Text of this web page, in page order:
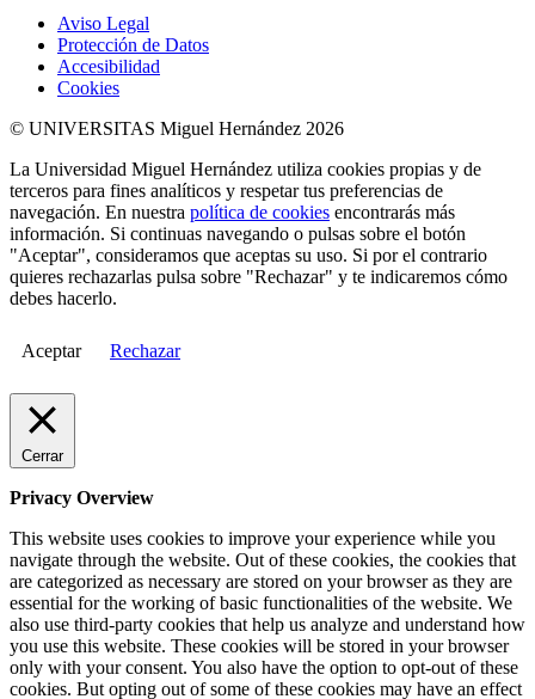
Aviso Legal
Protección de Datos
Accesibilidad
Cookies
© UNIVERSITAS Miguel Hernández 2026
La Universidad Miguel Hernández utiliza cookies propias y de
terceros para fines analíticos y respetar tus preferencias de
navegación. En nuestra política de cookies encontrarás más
información. Si continuas navegando o pulsas sobre el botón
"Aceptar", consideramos que aceptas su uso. Si por el contrario
quieres rechazarlas pulsa sobre "Rechazar" y te indicaremos cómo
debes hacerlo.
Aceptar Rechazar
Cerrar
Privacy Overview
This website uses cookies to improve your experience while you
navigate through the website. Out of these cookies, the cookies that
are categorized as necessary are stored on your browser as they are
essential for the working of basic functionalities of the website. We
also use third-party cookies that help us analyze and understand how
you use this website. These cookies will be stored in your browser
only with your consent. You also have the option to opt-out of these
cookies. But opting out of some of these cookies may have an effect